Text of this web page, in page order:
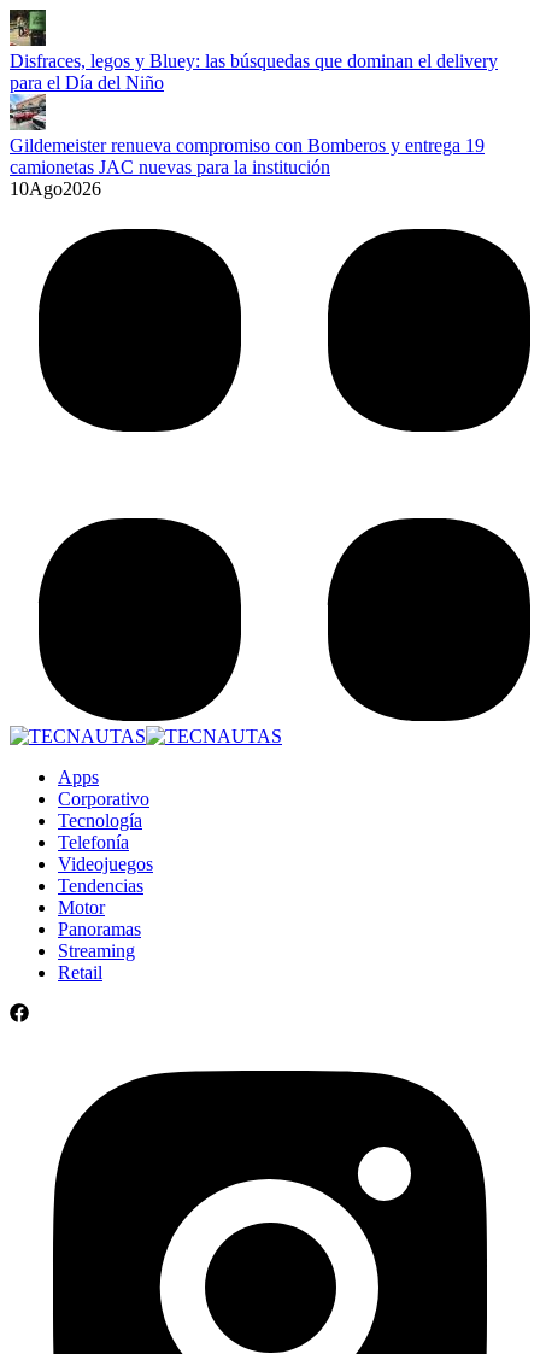
Disfraces, legos y Bluey: las búsquedas que dominan el delivery
para el Día del Niño
Gildemeister renueva compromiso con Bomberos y entrega 19
camionetas JAC nuevas para la institución
10Ago2026
Apps
Corporativo
Tecnología
Telefonía
Videojuegos
Tendencias
Motor
Panoramas
Streaming
Retail